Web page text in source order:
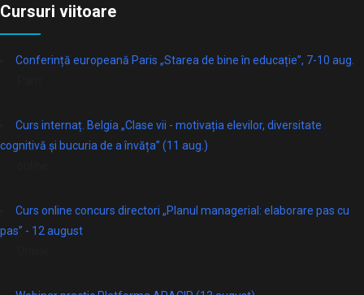
Cursuri viitoare
Conferință europeană Paris „Starea de bine în educație”, 7-10 aug.
Curs internaț. Belgia „Clase vii - motivația elevilor, diversitate
cognitivă și bucuria de a învăța” (11 aug.)
Curs online concurs directori „Planul managerial: elaborare pas cu
pas” - 12 august